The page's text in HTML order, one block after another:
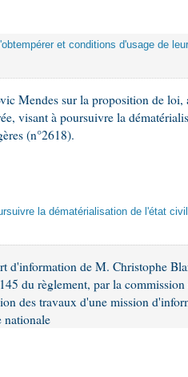
et conditions d'usage de
Mendes sur la proposition de loi,
visant à poursuivre la
(n°2618).
la dématérialisation de l'état
d'information de M. Christophe
du règlement, par la commission
des travaux d'une mission
nationale